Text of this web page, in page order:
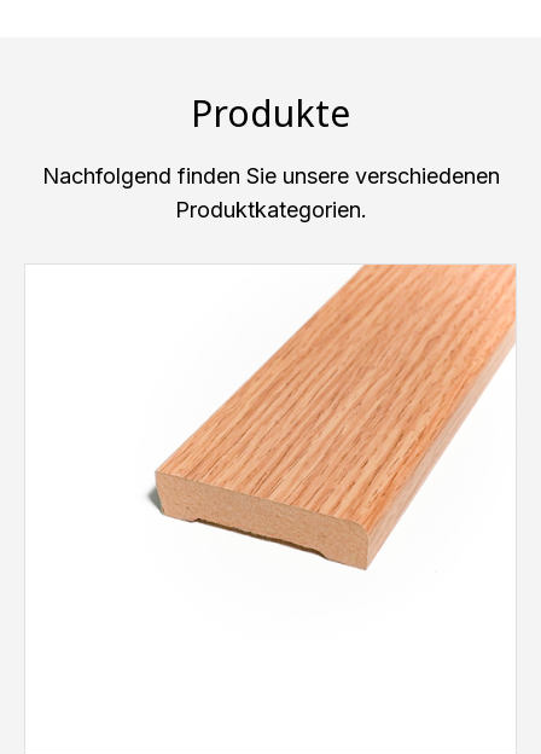
Produkte
Nachfolgend finden Sie unsere verschiedenen
Produktkategorien.